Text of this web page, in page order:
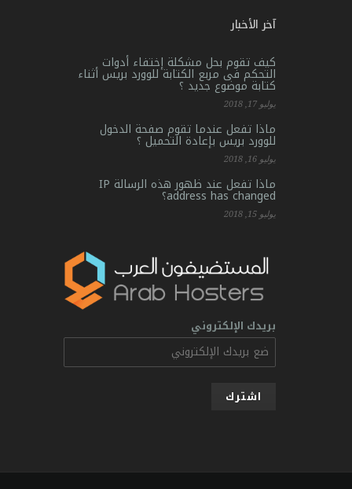
آخر الأخبار
كيف تقوم بحل مشكلة إختفاء أدوات
التحكم فى مربع الكتابة للوورد بريس أثناء
كتابة موضوع جديد ؟
يوليو 17, 2018
ماذا تفعل عندما تقوم صفحة الدخول
للوورد بريس بإعادة التحميل ؟
يوليو 16, 2018
ماذا تفعل عند ظهور هذه الرسالة IP
address has changed؟
يوليو 15, 2018
بريدك الإلكتروني